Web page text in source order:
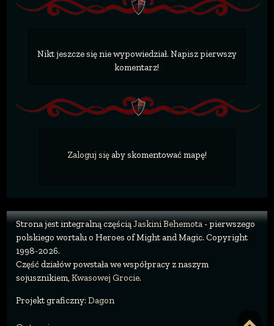
Nikt jeszcze się nie wypowiedział. Napisz pierwszy
komentarz!
Zaloguj sięaby skomentować mapę!
Strona jest integralną częściąJaskini Behemota- pierwszego
polskiego wortalu o Heroes of Might and Magic. Copyright
1998-2026.
Część działów powstała we współpracy z naszym
sojusznikiem, Kwasowej Grocie.
Projekt graficzny: Dagon